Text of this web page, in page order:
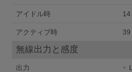
アイドル時 14
アクティブ時 39
無線出力と感度
出力